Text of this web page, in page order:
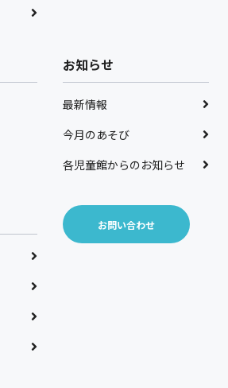
お知らせ
最新情報
今月のあそび
各児童館からのお知らせ
お問い合わせ